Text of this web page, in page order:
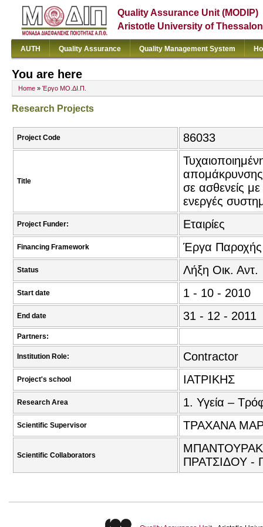
Quality Assurance Unit (MODIP)
Aristotle University of
AUTH Quality Assurance Quality Management System
You are here
Home » Έργο ΜΟ.ΔΙ.Π.
Research Projects
Project Code 86033
Title
σε ασθενείς
ενεργές
Project Funder: Εταιρίες
Financing Framework Έργα
Status Λήξη Οικ. Αντ.
Start date 1 - 10 - 2010
End date 31 - 12 - 2011
Partners:
Institution Role: Contractor
Project's school ΙΑΤΡΙΚΗΣ
Research Area 1. Υγεία –
Scientific Supervisor ΤΡΑΧΑΝΑ
Scientific Collaborators
ΠΡΑΤΣΙΔΟΥ -